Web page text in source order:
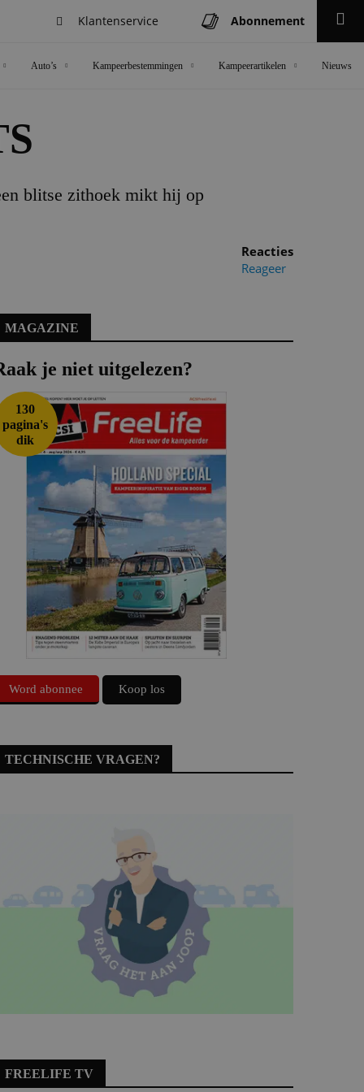
Klantenservice Abonnement
Auto’s Kampeerbestemmingen Kampeerartikelen Nieuws
blitse zithoek mikt hij op
Reacties
Reageer
MAGAZINE
je niet uitgelezen?
130
pagina's
dik
Word abonnee Koop los
TECHNISCHE VRAGEN?
FREELIFE TV